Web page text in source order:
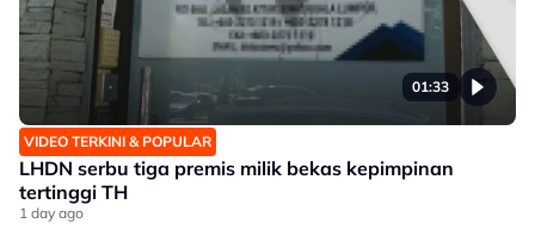
01:33
VIDEO TERKINI & POPULAR
LHDN serbu tiga premis milik bekas kepimpinan
tertinggi TH
1 day ago